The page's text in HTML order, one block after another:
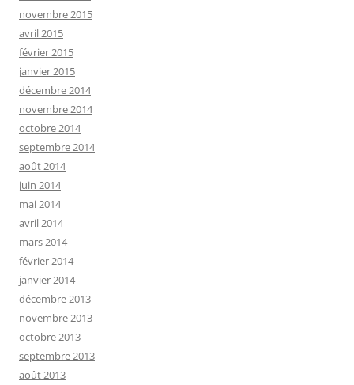
novembre 2015
avril 2015
février 2015
janvier 2015
décembre 2014
novembre 2014
octobre 2014
septembre 2014
août 2014
juin 2014
mai 2014
avril 2014
mars 2014
février 2014
janvier 2014
décembre 2013
novembre 2013
octobre 2013
septembre 2013
août 2013